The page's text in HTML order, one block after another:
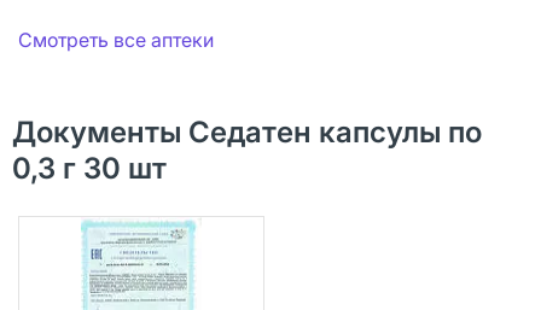
Смотреть все аптеки
Документы Седатен капсулы по
0,3 г 30 шт